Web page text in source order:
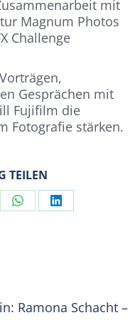
mit
Magnum Photos
Challenge
Gesprächen mit
Fujifilm die
Fotografie stärken.
TEILEN
Share Share
Ramona Schacht –